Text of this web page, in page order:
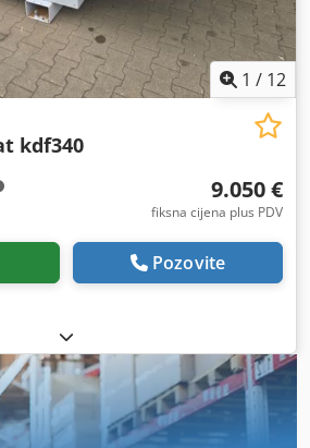
1 / 12
kdf340
9.050 €
fiksna cijena plus PDV
Pozovite